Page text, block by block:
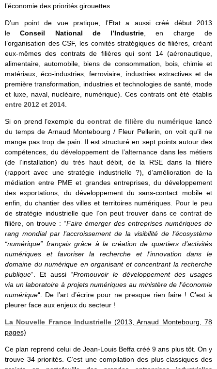
l’économie des priorités girouettes.
D’un point de vue pratique, l’Etat a aussi créé début 2013
leConseil National de l’Industrie , en charge de
l’organisation des CSF, les comités stratégiques de filières, créant
eux-mêmes des contrats de filières qui sont 14 (aéronautique,
alimentaire, automobile, biens de consommation, bois, chimie et
matériaux, éco-industries, ferroviaire, industries extractives et de
première transformation, industries et technologies de santé, mode
et luxe, naval, nucléaire, numérique). Ces contrats ont été établis
entre 2012 et 2014
Si on prend l’exemple du contrat de filière du numérique lancé
du temps de Arnaud Montebourg / Fleur Pellerin, on voit qu’il ne
mange pas trop de pain. Il est structuré en sept points autour des
compétences, du développement de l’alternance dans les métiers
(de l’installation) du très haut débit, de la RSE dans la filière
(rapport avec une stratégie industrielle ?), d’amélioration de la
médiation entre PME et grandes entreprises, du développement
des exportations, du développement du sans-contact mobile et
enfin, du chantier des villes et territoires numériques. Pour le peu
de stratégie industrielle que l’on peut trouver dans ce contrat de
filière, on trouve : “Faire émerger des entreprises numériques de
rang mondial par l’accroissement de la visibilité de l’écosystème
“numérique” français grâce à la création de quartiers d’activités
numériques et favoriser la recherche et l’innovation dans le
domaine du numérique en organisant et concentrant la recherche
publique“. Et aussi “Promouvoir le développement des usages
via un laboratoire à projets numériques au ministère de l’économie
numérique“. De l’art d’écrire pour ne presque rien faire ! C’est à
pleurer face aux enjeux du secteur !
La Nouvelle France Industrielle(2013, Arnaud Montebourg, 78
pages)
Ce plan reprend celui de Jean-Louis Beffa créé 9 ans plus tôt. On y
trouve 34 priorités. C’est une compilation des plus classiques des